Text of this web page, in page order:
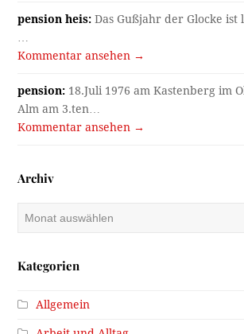
pension heis: Das Gußjahr der Glocke ist
Kommentar ansehen →
pension: 18.Juli 1976 am Kastenberg im
Alm am 3.ten…
Kommentar ansehen →
Archiv
Kategorien
Allgemein